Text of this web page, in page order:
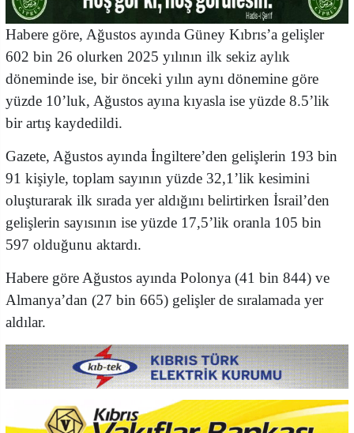
Habere göre, Ağustos ayında Güney Kıbrıs’a gelişler
602 bin 26 olurken 2025 yılının ilk sekiz aylık
döneminde ise, bir önceki yılın aynı dönemine göre
yüzde 10’luk, Ağustos ayına kıyasla ise yüzde 8.5’lik
bir artış kaydedildi.
Gazete, Ağustos ayında İngiltere’den gelişlerin 193 bin
91 kişiyle, toplam sayının yüzde 32,1’lik kesimini
oluşturarak ilk sırada yer aldığını belirtirken İsrail’den
gelişlerin sayısının ise yüzde 17,5’lik oranla 105 bin
597 olduğunu aktardı.
Habere göre Ağustos ayında Polonya (41 bin 844) ve
Almanya’dan (27 bin 665) gelişler de sıralamada yer
aldılar.